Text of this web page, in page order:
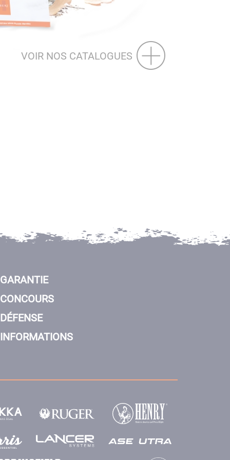
VOIR NOS CATALOGUES
GARANTIE
CONCOURS
DÉFENSE
INFORMATIONS